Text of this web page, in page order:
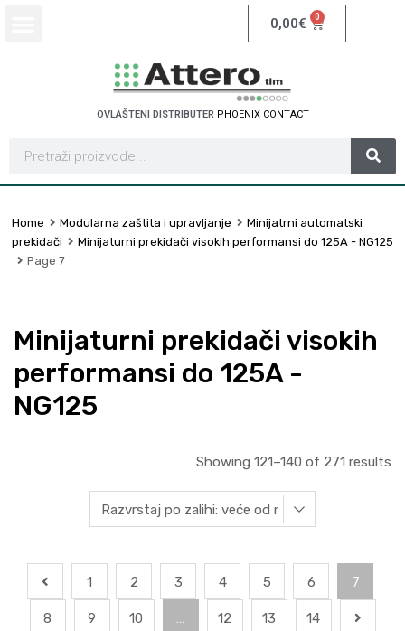
0,00€ 0
OVLAŠTENI DISTRIBUTER PHOENIX CONTACT
Home Modularna zaštita i upravljanje
Minijatrni automatski
prekidači
Minijaturni prekidači visokih performansi do 125A - NG125
Page 7
Minijaturni prekidači visokih
performansi do 125A -
NG125
Showing 121–140 of 271 results
1 2 3 4 5 6 7
8 9 10 … 12 13 14